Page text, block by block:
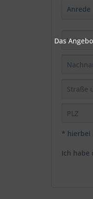
* hierbei
Ich habe
Das